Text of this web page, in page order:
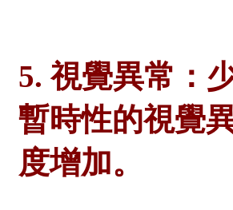
5. 視覺異常：
暫時性的視覺
度增加。